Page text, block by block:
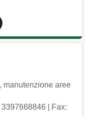
manutenzione aree
3397668846 | Fax: